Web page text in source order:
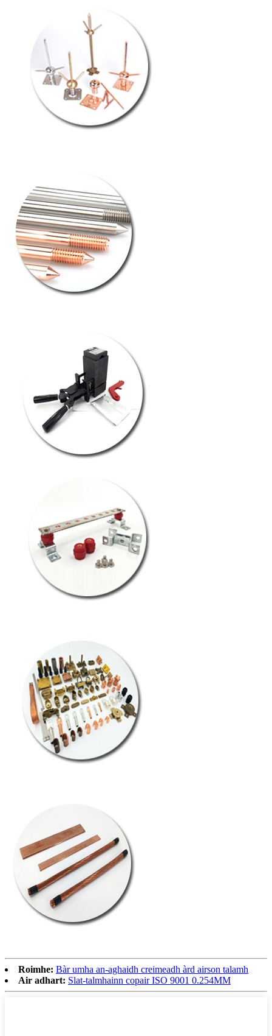
Roimhe: Bàr umha an-aghaidh creimeadh àrd airson talamh
Air adhart: Slat-talmhainn copair ISO 9001 0.254MM